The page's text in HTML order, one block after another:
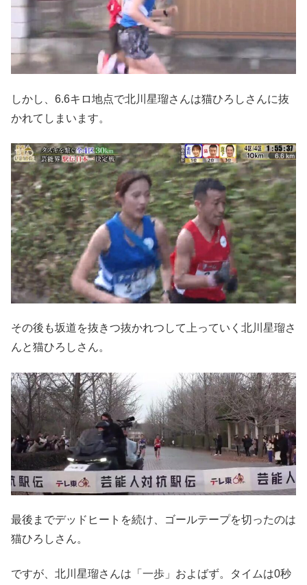
しかし、6.6キロ地点で北川星瑠さんは猫ひろしさんに抜
かれてしまいます。
その後も坂道を抜きつ抜かれつして上っていく北川星瑠さ
んと猫ひろしさん。
最後までデッドヒートを続け、ゴールテープを切ったのは
猫ひろしさん。
ですが、北川星瑠さんは「一歩」およばず。タイムは0秒